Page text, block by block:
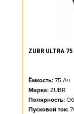
ZUBR ULTRA
Ёмкость: 75 Ач
Марка: ZUBR
Полярность:
Пусковой ток: